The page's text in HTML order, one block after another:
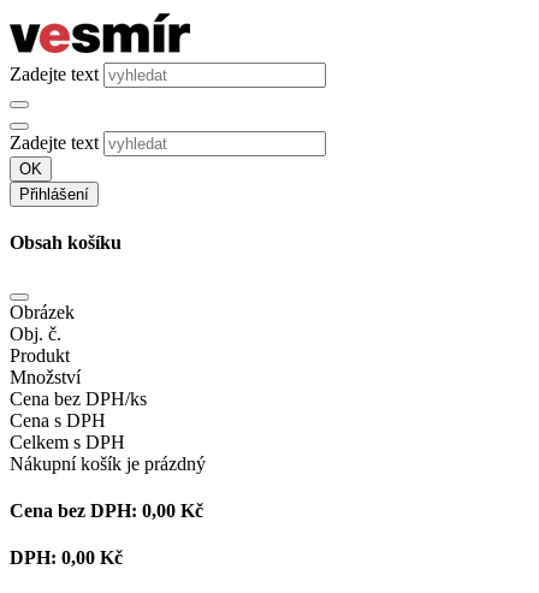
Zadejte text
Zadejte text
OK
Přihlášení
Obsah košíku
Obrázek
Obj. č.
Produkt
Množství
Cena bez DPH/ks
Cena s DPH
Celkem s DPH
Nákupní košík je prázdný
Cena bez DPH: 0,00 Kč
DPH: 0,00 Kč